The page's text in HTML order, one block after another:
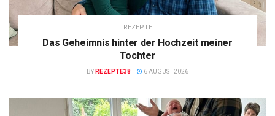
REZEPTE
Das Geheimnis hinter der Hochzeit meiner
Tochter
BY REZEPTE38 6 AUGUST 2026